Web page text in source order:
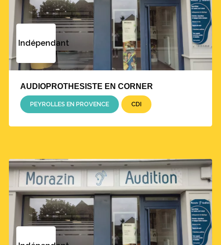
Indépendant
AUDIOPROTHESISTE EN CORNER
PEYROLLES EN PROVENCE CDI